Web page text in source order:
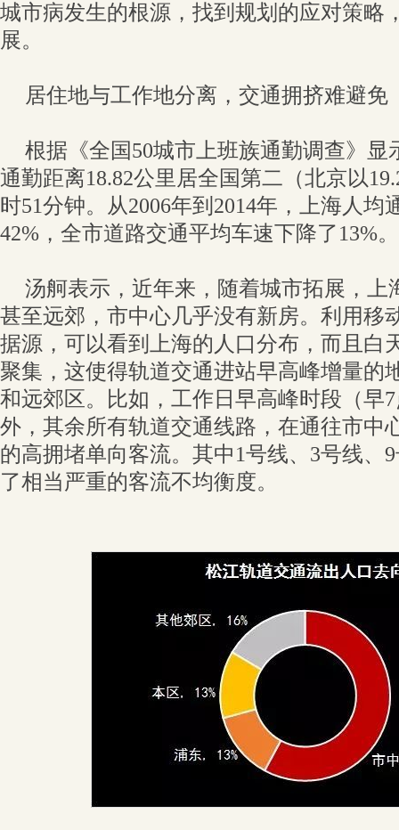
城市病发生的根源，找到规划的应对策略
展。
居住地与工作地分离，交通拥挤难避免
根据《全国50城市上班族通勤调查》显
通勤距离18.82公里居全国第二（北京以
时51分钟。从2006年到2014年，上海人均
42%，全市道路交通平均车速下降了13%。
汤舸表示，近年来，随着城市拓展，上
甚至远郊，市中心几乎没有新房。利用移
据源，可以看到上海的人口分布，而且白
聚集，这使得轨道交通进站早高峰增量的
和远郊区。比如，工作日早高峰时段（早
外，其余所有轨道交通线路，在通往市中
的高拥堵单向客流。其中1号线、3号线、
了相当严重的客流不均衡度。